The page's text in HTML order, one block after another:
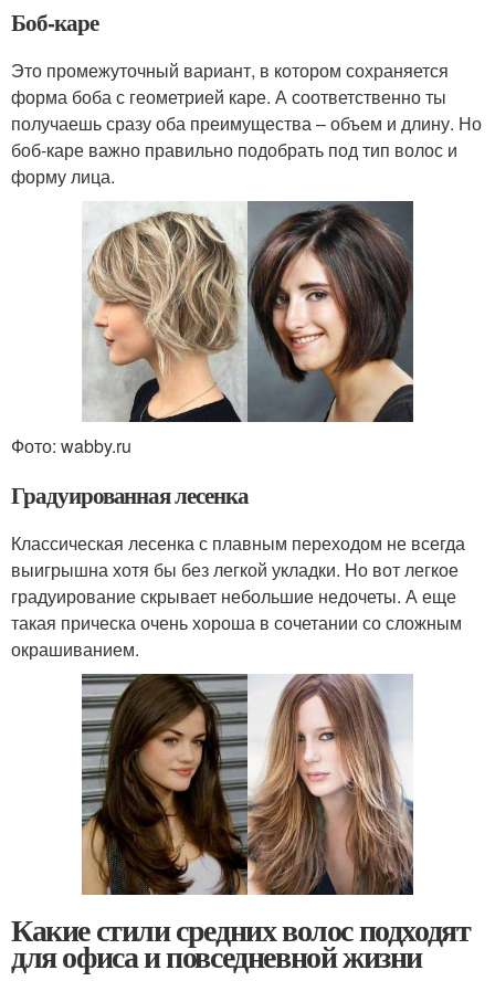
Боб-каре
Это промежуточный вариант, в котором сохраняется
форма боба с геометрией каре. А соответственно ты
получаешь сразу оба преимущества – объем и длину. Но
боб-каре важно правильно подобрать под тип волос и
форму лица.
Фото: wabby.ru
Градуированная лесенка
Классическая лесенка с плавным переходом не всегда
выигрышна хотя бы без легкой укладки. Но вот легкое
градуирование скрывает небольшие недочеты. А еще
такая прическа очень хороша в сочетании со сложным
окрашиванием.
Какие стили средних волос подходят
для офиса и повседневной жизни